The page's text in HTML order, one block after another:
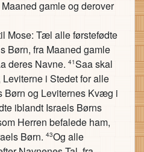
gamle og derover
Mose: Tæl alle førstefødte
Børn, fra Maaned gamle
deres Navne. 41Saa skal
i Stedet for alle
Børn og Leviternes Kvæg i
iblandt Israels Børns
Herren befalede ham,
Børn. 43Og alle